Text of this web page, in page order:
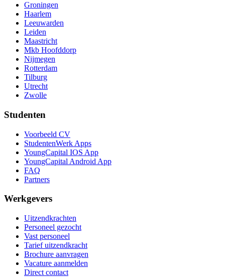
Groningen
Haarlem
Leeuwarden
Leiden
Maastricht
Mkb Hoofddorp
Nijmegen
Rotterdam
Tilburg
Utrecht
Zwolle
Studenten
Voorbeeld CV
StudentenWerk Apps
YoungCapital IOS App
YoungCapital Android App
FAQ
Partners
Werkgevers
Uitzendkrachten
Personeel gezocht
Vast personeel
Tarief uitzendkracht
Brochure aanvragen
Vacature aanmelden
Direct contact